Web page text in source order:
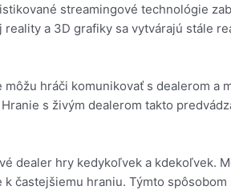
streamingové technológie
a 3D grafiky sa vytvárajú stále
hráči komunikovať s dealerom a
s živým dealerom takto
dealer hry kedykoľvek a kdekoľvek.
častejšiemu hraniu. Týmto